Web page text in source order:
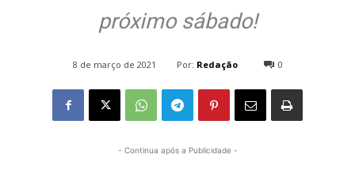
próximo sábado!
8 de março de 2021 Por: Redação 0
- Continua após a Publicidade -